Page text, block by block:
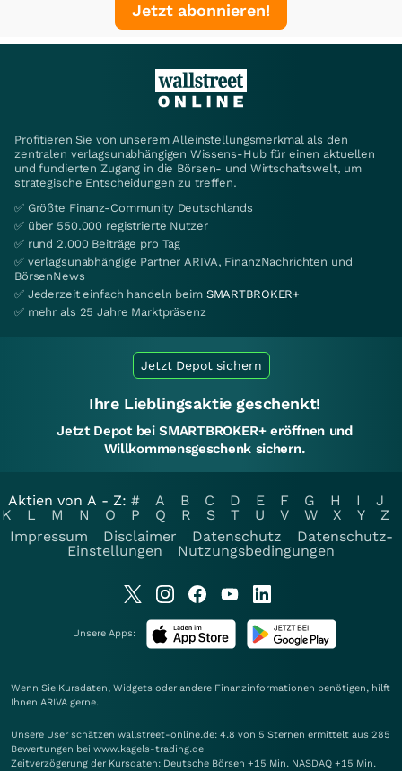
Jetzt abonnieren!
Profitieren Sie von unserem Alleinstellungsmerkmal als den
zentralen verlagsunabhängigen Wissens-Hub für einen aktuellen
und fundierten Zugang in die Börsen- und Wirtschaftswelt, um
strategische Entscheidungen zu treffen.
✅ Größte Finanz-Community Deutschlands
✅ über 550.000 registrierte Nutzer
✅ rund 2.000 Beiträge pro Tag
✅ verlagsunabhängige Partner ARIVA, FinanzNachrichten und
BörsenNews
✅ Jederzeit einfach handeln beim SMARTBROKER+
✅ mehr als 25 Jahre Marktpräsenz
Jetzt Depot sichern
Ihre Lieblingsaktie geschenkt!
Jetzt Depot bei SMARTBROKER+ eröffnen und
Willkommensgeschenk sichern.
Aktien von A - Z: # A B C D E F G H I
J
K
L M N O P Q R S T U V W X Y
Z
Impressum
Disclaimer Datenschutz
Datenschutz-
Einstellungen
Nutzungsbedingungen
Unsere Apps:
Wenn Sie Kursdaten, Widgets oder andere Finanzinformationen benötigen, hilft
Ihnen ARIVA gerne.
Unsere User schätzen wallstreet-online.de: 4.8 von 5 Sternen ermittelt aus 285
Bewertungen bei www.kagels-trading.de
Zeitverzögerung der Kursdaten: Deutsche Börsen +15 Min. NASDAQ +15 Min.